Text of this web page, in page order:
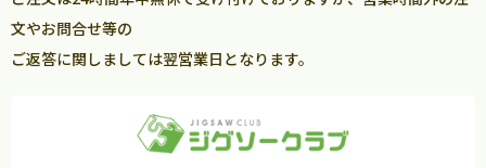
文やお問合せ等の
ご返答に関しましては翌営業日となります。